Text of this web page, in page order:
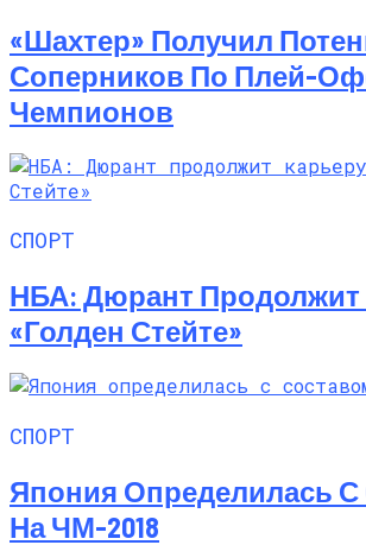
«Шахтер» Получил
Соперников По Плей-
Чемпионов
СПОРТ
НБА: Дюрант Продолжит
«Голден Стейте»
СПОРТ
Япония Определилась С
На ЧМ-2018